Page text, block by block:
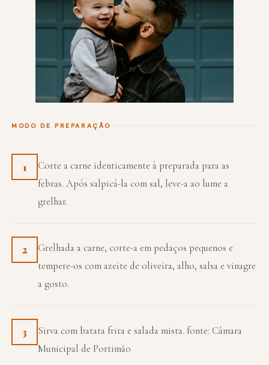
MODO DE PREPARAÇÃO
1
Corte a carne identicamente à preparada para as
febras. Após salpicá-la com sal, leve-a ao lume a
grelhar.
2
Grelhada a carne, corte-a em pedaços pequenos e
tempere-os com azeite de oliveira, alho, salsa e vinagre
a gosto.
3
Sirva com batata frita e salada mista. fonte: Câmara
Municipal de Portimão